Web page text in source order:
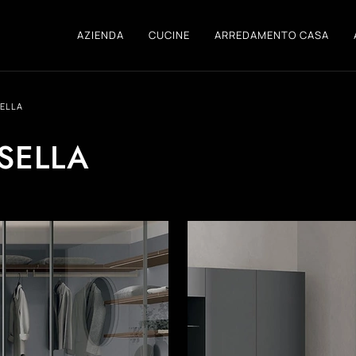
AZIENDA CUCINE ARREDAMENTO CASA